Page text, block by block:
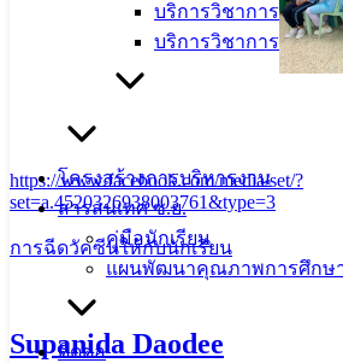
บริการวิชาการประถ
บริการวิชาการมัธยม
โครงสร้างการบริหารงาน
สารสนเทศ ซ.ย.
คู่มือนักเรียน
แผนพัฒนาคุณภาพการศึกษา
ติดต่อ
https://www.facebook.com/media/set/?
set=a.4520326938003761&type=3
การฉีดวัคซีนให้กับนักเรียน
Supanida Daodee